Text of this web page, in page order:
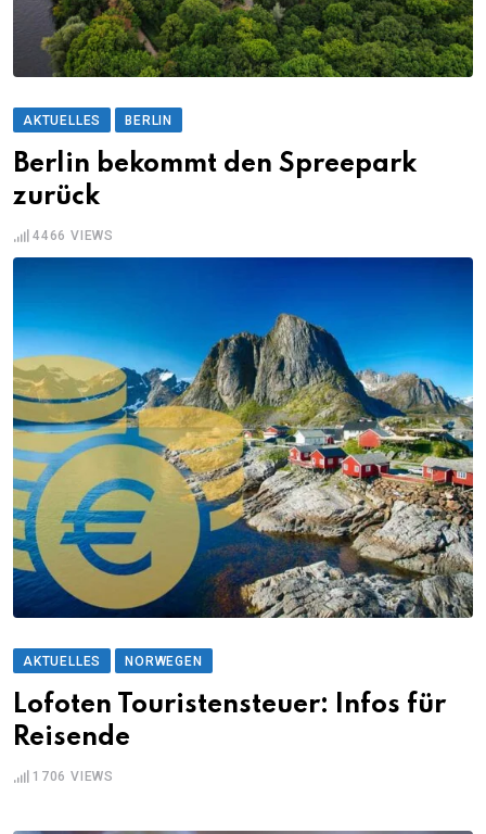
AKTUELLES BERLIN
Berlin bekommt den Spreepark
zurück
4466 VIEWS
AKTUELLES NORWEGEN
Lofoten Touristensteuer: Infos für
Reisende
1706 VIEWS